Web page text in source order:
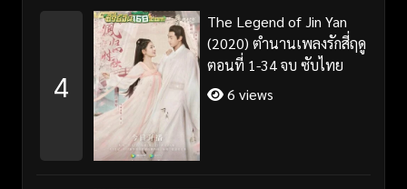
4
The Legend of Jin Yan
(2020) ตำนานเพลงรักสี่ฤดู
ตอนที่ 1-34 จบ ซับไทย
6 views